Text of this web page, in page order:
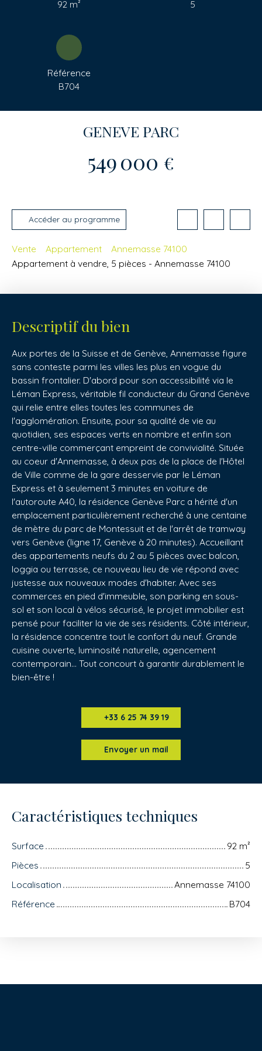
92 m²
5
Référence
B704
GENEVE PARC
549 000 €
Accéder au programme
Vente Appartement
Annemasse 74100
Appartement à vendre, 5 pièces - Annemasse 74100
Descriptif du bien
Aux portes de la Suisse et de Genève, Annemasse figure
sans conteste parmi les villes les plus en vogue du
bassin frontalier. D'abord pour son accessibilité via le
Léman Express, véritable fil conducteur du Grand Genève
qui relie entre elles toutes les communes de
l'agglomération. Ensuite, pour sa qualité de vie au
quotidien, ses espaces verts en nombre et enfin son
centre-ville commerçant empreint de convivialité. Située
au coeur d'Annemasse, à deux pas de la place de l'Hôtel
de Ville comme de la gare desservie par le Léman
Express et à seulement 3 minutes en voiture de
l'autoroute A40, la résidence Genève Parc a hérité d'un
emplacement particulièrement recherché à une centaine
de mètre du parc de Montessuit et de l'arrêt de tramway
vers Genève (ligne 17, Genève à 20 minutes). Accueillant
des appartements neufs du 2 au 5 pièces avec balcon,
loggia ou terrasse, ce nouveau lieu de vie répond avec
justesse aux nouveaux modes d'habiter. Avec ses
commerces en pied d'immeuble, son parking en sous-
sol et son local à vélos sécurisé, le projet immobilier est
pensé pour faciliter la vie de ses résidents. Côté intérieur,
la résidence concentre tout le confort du neuf. Grande
cuisine ouverte, luminosité naturelle, agencement
contemporain... Tout concourt à garantir durablement le
bien-être !
+33 6 25 74 39 19
Envoyer un mail
Caractéristiques techniques
Surface 92 m²
Pièces
5
Localisation
Annemasse 74100
Référence
B704